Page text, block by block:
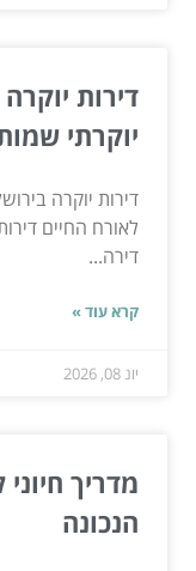
דירות
יוקרתי
דירות יוקרה
לאורח החיים
דירה...
קרא עוד »
יונ 08, 2026
הנכונה